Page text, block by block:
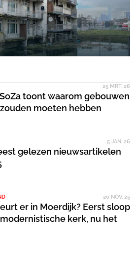
25 MRT. 26
toont waarom gebouwen
moeten hebben
5 JAN. 26
gelezen nieuwsartikelen
20 NOV. 25
er in Moerdijk? Eerst sloop
kerk, nu het